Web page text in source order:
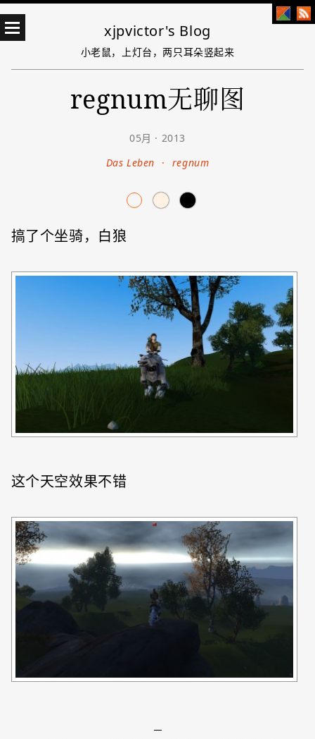
xjpvictor's Blog
小老鼠，上灯台，两只耳朵竖起来
regnum无聊图
05月 · 2013
Das Leben
· regnum
搞了个坐骑，白狼
这个天空效果不错